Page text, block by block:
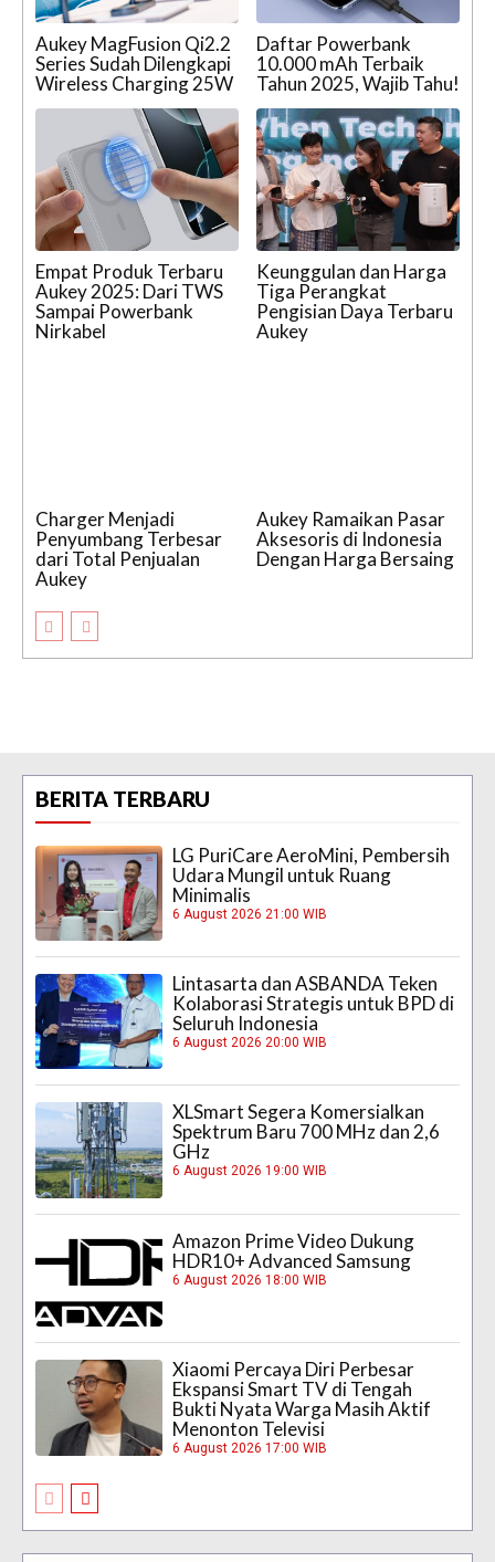
Aukey MagFusion Qi2.2
Series Sudah Dilengkapi
Wireless Charging 25W
Daftar Powerbank
10.000 mAh Terbaik
Tahun 2025, Wajib Tahu!
Empat Produk Terbaru
Aukey 2025: Dari TWS
Sampai Powerbank
Nirkabel
Keunggulan dan Harga
Tiga Perangkat
Pengisian Daya Terbaru
Aukey
Charger Menjadi
Penyumbang Terbesar
dari Total Penjualan
Aukey
Aukey Ramaikan Pasar
Aksesoris di Indonesia
Dengan Harga Bersaing
BERITA TERBARU
LG PuriCare AeroMini, Pembersih
Udara Mungil untuk Ruang
Minimalis
6 August 2026 21:00 WIB
Lintasarta dan ASBANDA Teken
Kolaborasi Strategis untuk BPD di
Seluruh Indonesia
6 August 2026 20:00 WIB
XLSmart Segera Komersialkan
Spektrum Baru 700 MHz dan 2,6
GHz
6 August 2026 19:00 WIB
Amazon Prime Video Dukung
HDR10+ Advanced Samsung
6 August 2026 18:00 WIB
Xiaomi Percaya Diri Perbesar
Ekspansi Smart TV di Tengah
Bukti Nyata Warga Masih Aktif
Menonton Televisi
6 August 2026 17:00 WIB